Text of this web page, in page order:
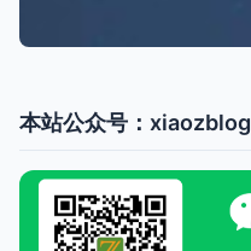
本站公众号：xiaozblog